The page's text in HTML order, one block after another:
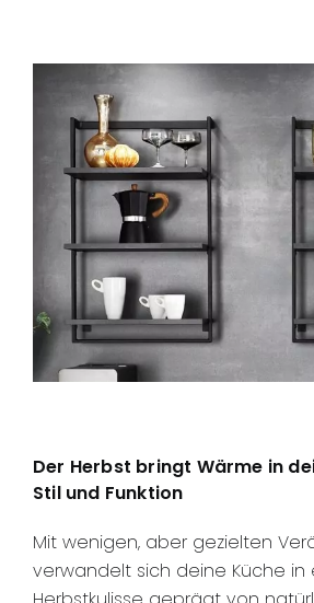
Der Herbst bringt Wärme in
Stil und Funktion
Mit wenigen, aber gezielten
verwandelt sich deine Küche in